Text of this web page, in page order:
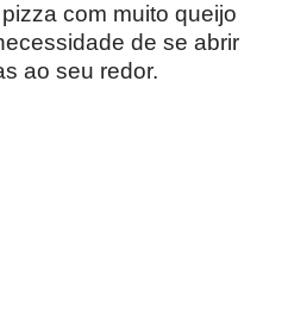
com muito queijo
de se abrir
ao seu redor.